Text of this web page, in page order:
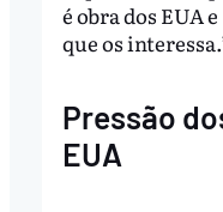
é obra dos EUA e
que os
Pressão
EUA